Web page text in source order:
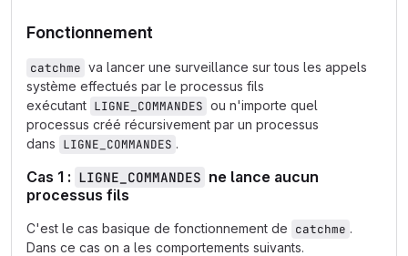
Fonctionnement
catchme va lancer une surveillance sur tous les appels
système effectués par le processus fils
exécutant LIGNE_COMMANDES ou n'importe quel
processus créé récursivement par un processus
dans LIGNE_COMMANDES .
Cas 1 : LIGNE_COMMANDES ne lance aucun
processus fils
C'est le cas basique de fonctionnement de catchme .
Dans ce cas on a les comportements suivants.